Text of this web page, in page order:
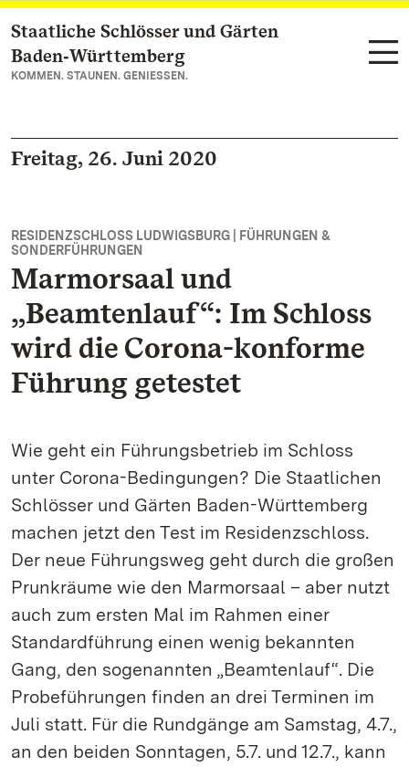
Zum Hauptinhalt springen
Staatliche Schlösser und Gärten
Baden‑Württemberg
KOMMEN. STAUNEN. GENIESSEN.
Freitag, 26. Juni 2020
RESIDENZSCHLOSS LUDWIGSBURG | FÜHRUNGEN &
SONDERFÜHRUNGEN
Marmorsaal und
„Beamtenlauf“: Im Schloss
wird die Corona-konforme
Führung getestet
Wie geht ein Führungsbetrieb im Schloss
unter Corona-Bedingungen? Die Staatlichen
Schlösser und Gärten Baden-Württemberg
machen jetzt den Test im Residenzschloss.
Der neue Führungsweg geht durch die großen
Prunkräume wie den Marmorsaal – aber nutzt
auch zum ersten Mal im Rahmen einer
Standardführung einen wenig bekannten
Gang, den sogenannten „Beamtenlauf“. Die
Probeführungen finden an drei Terminen im
Juli statt. Für die Rundgänge am Samstag, 4.7.,
an den beiden Sonntagen, 5.7. und 12.7., kann